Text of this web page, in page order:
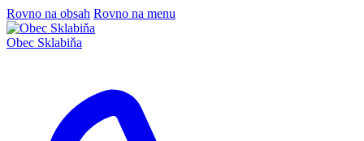
Rovno na obsah Rovno na menu
Obec Sklabiňa